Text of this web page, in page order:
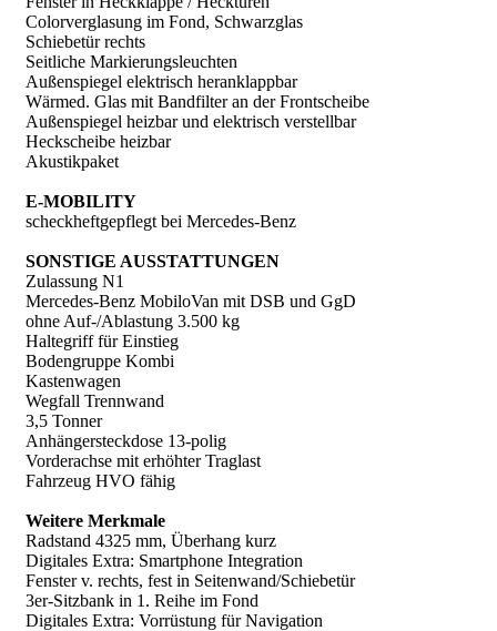
Colorverglasung im Fond, Schwarzglas
Schiebetür rechts
Seitliche Markierungsleuchten
Außenspiegel elektrisch heranklappbar
Wärmed. Glas mit Bandfilter an der Frontscheibe
Außenspiegel heizbar und elektrisch verstellbar
Heckscheibe heizbar
Akustikpaket
E-MOBILITY
scheckheftgepflegt bei Mercedes-Benz
SONSTIGE AUSSTATTUNGEN
Zulassung N1
Mercedes-Benz MobiloVan mit DSB und GgD
ohne Auf-/Ablastung 3.500 kg
Haltegriff für Einstieg
Bodengruppe Kombi
Kastenwagen
Wegfall Trennwand
3,5 Tonner
Anhängersteckdose 13-polig
Vorderachse mit erhöhter Traglast
Fahrzeug HVO fähig
Weitere Merkmale
Radstand 4325 mm, Überhang kurz
Digitales Extra: Smartphone Integration
Fenster v. rechts, fest in Seitenwand/Schiebetür
3er-Sitzbank in 1. Reihe im Fond
Digitales Extra: Vorrüstung für Navigation